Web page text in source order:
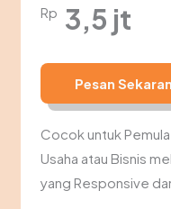
Rp 3,5 jt
Pesan
Cocok untuk
Usaha atau Bisnis
yang Responsive